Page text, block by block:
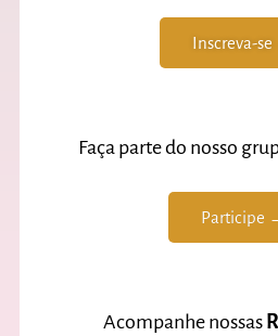
Inscreva-
Faça parte do nosso
Participe
Acompanhe nossas